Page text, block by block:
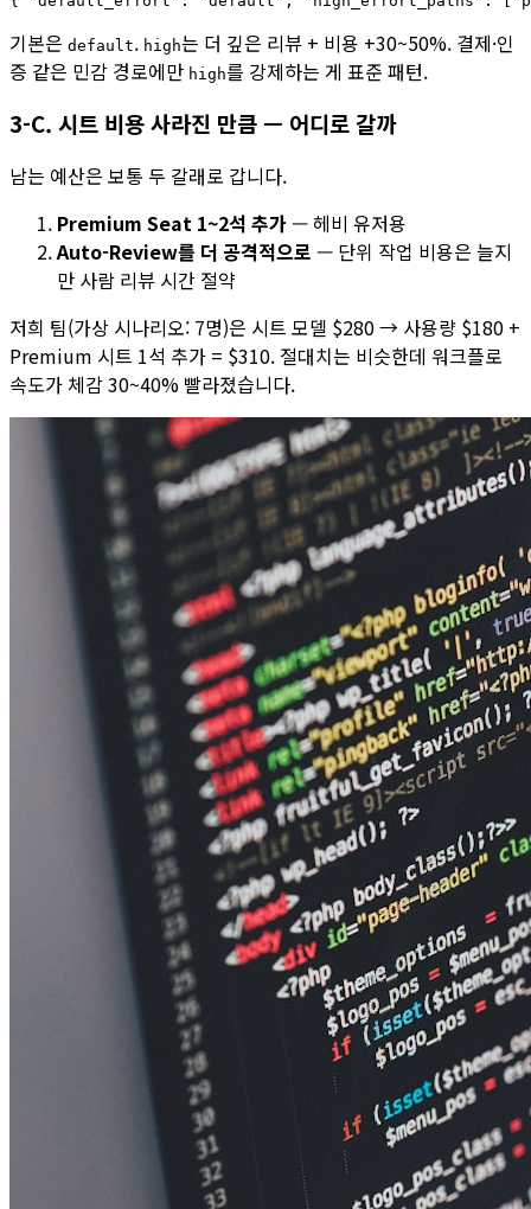
기본은 default. high는 더 깊은 리뷰 + 비용 +30~50%. 결제·인
증 같은 민감 경로에만 high를 강제하는 게 표준 패턴.
3-C. 시트 비용 사라진 만큼 — 어디로 갈까
남는 예산은 보통 두 갈래로 갑니다.
Premium Seat 1~2석 추가 — 헤비 유저용
Auto-Review를 더 공격적으로 — 단위 작업 비용은 늘지
만 사람 리뷰 시간 절약
저희 팀(가상 시나리오: 7명)은 시트 모델 $280 → 사용량 $180 +
Premium 시트 1석 추가 = $310. 절대치는 비슷한데 워크플로
속도가 체감 30~40% 빨라졌습니다.